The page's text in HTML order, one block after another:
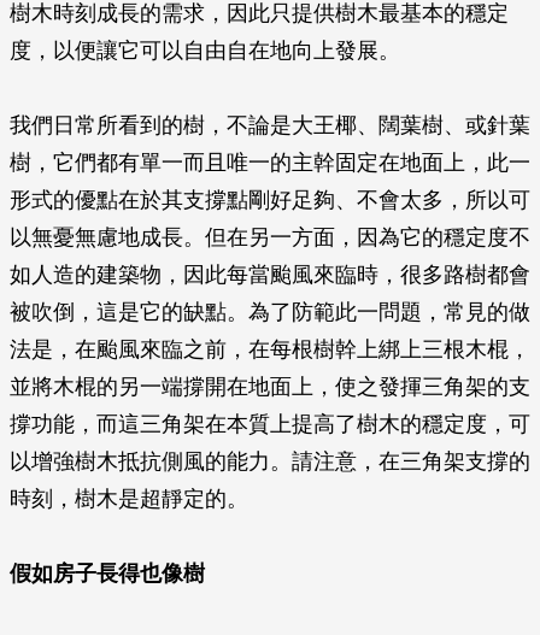
樹木時刻成長的需求，因此只提供樹木最基本的穩定
度，以便讓它可以自由自在地向上發展。
我們日常所看到的樹，不論是大王椰、闊葉樹、或針葉
樹，它們都有單一而且唯一的主幹固定在地面上，此一
形式的優點在於其支撐點剛好足夠、不會太多，所以可
以無憂無慮地成長。但在另一方面，因為它的穩定度不
如人造的建築物，因此每當颱風來臨時，很多路樹都會
被吹倒，這是它的缺點。為了防範此一問題，常見的做
法是，在颱風來臨之前，在每根樹幹上綁上三根木棍，
並將木棍的另一端撐開在地面上，使之發揮三角架的支
撐功能，而這三角架在本質上提高了樹木的穩定度，可
以增強樹木抵抗側風的能力。請注意，在三角架支撐的
時刻，樹木是超靜定的。
假如房子長得也像樹